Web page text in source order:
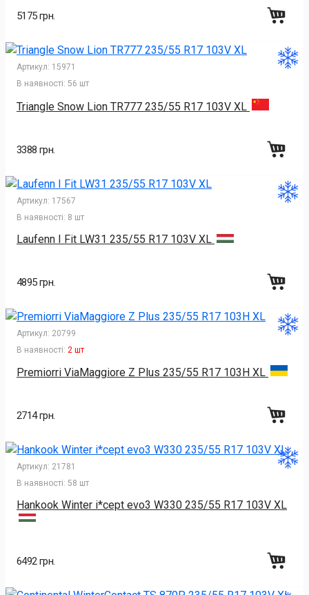
5175 грн.
Артикул: 15971
В наявності: 56 шт
Triangle Snow Lion TR777 235/55 R17 103V XL
3388 грн.
Артикул: 17567
В наявності: 8 шт
Laufenn I Fit LW31 235/55 R17 103V XL
4895 грн.
Артикул: 20799
В наявності: 2 шт
Premiorri ViaMaggiore Z Plus 235/55 R17 103H XL
2714 грн.
Артикул: 21781
В наявності: 58 шт
Hankook Winter i*cept evo3 W330 235/55 R17 103V XL
6492 грн.